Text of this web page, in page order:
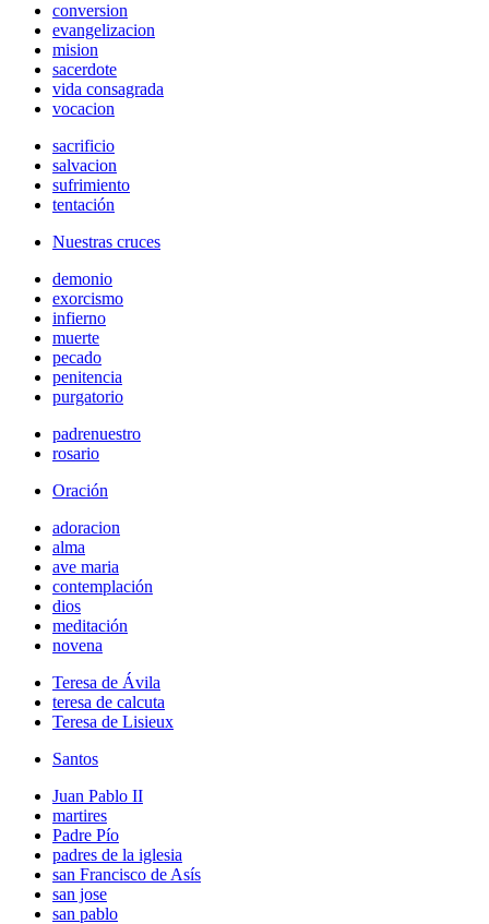
conversion
evangelizacion
mision
sacerdote
vida consagrada
vocacion
sacrificio
salvacion
sufrimiento
tentación
Nuestras cruces
demonio
exorcismo
infierno
muerte
pecado
penitencia
purgatorio
padrenuestro
rosario
Oración
adoracion
alma
ave maria
contemplación
dios
meditación
novena
Teresa de Ávila
teresa de calcuta
Teresa de Lisieux
Santos
Juan Pablo II
martires
Padre Pío
padres de la iglesia
san Francisco de Asís
san jose
san pablo